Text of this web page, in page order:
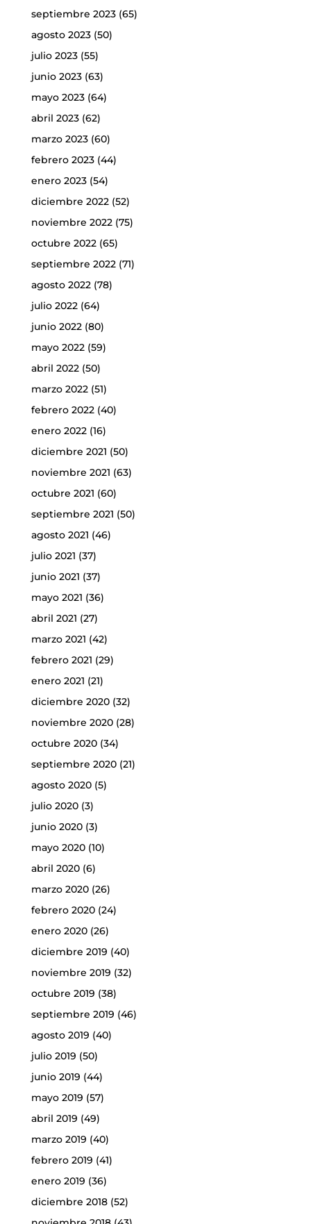
septiembre 2023(65)
agosto 2023(50)
julio 2023(55)
junio 2023(63)
mayo 2023(64)
abril 2023(62)
marzo 2023(60)
febrero 2023(44)
enero 2023(54)
diciembre 2022(52)
noviembre 2022(75)
octubre 2022(65)
septiembre 2022(71)
agosto 2022(78)
julio 2022(64)
junio 2022(80)
mayo 2022(59)
abril 2022(50)
marzo 2022(51)
febrero 2022(40)
enero 2022(16)
diciembre 2021 (50)
noviembre 2021 (63)
octubre 2021 (60)
septiembre 2021 (50)
agosto 2021 (46)
julio 2021 (37)
junio 2021 (37)
mayo 2021 (36)
abril 2021 (27)
marzo 2021 (42)
febrero 2021 (29)
enero 2021 (21)
diciembre 2020(32)
noviembre 2020(28)
octubre 2020(34)
septiembre 2020(21)
agosto 2020(5)
julio 2020(3)
junio 2020(3)
mayo 2020(10)
abril 2020(6)
marzo 2020(26)
febrero 2020(24)
enero 2020(26)
diciembre 2019 (40)
noviembre 2019 (32)
octubre 2019 (38)
septiembre 2019 (46)
agosto 2019 (40)
julio 2019 (50)
junio 2019 (44)
mayo 2019 (57)
abril 2019 (49)
marzo 2019 (40)
febrero 2019 (41)
enero 2019 (36)
diciembre 2018(52)